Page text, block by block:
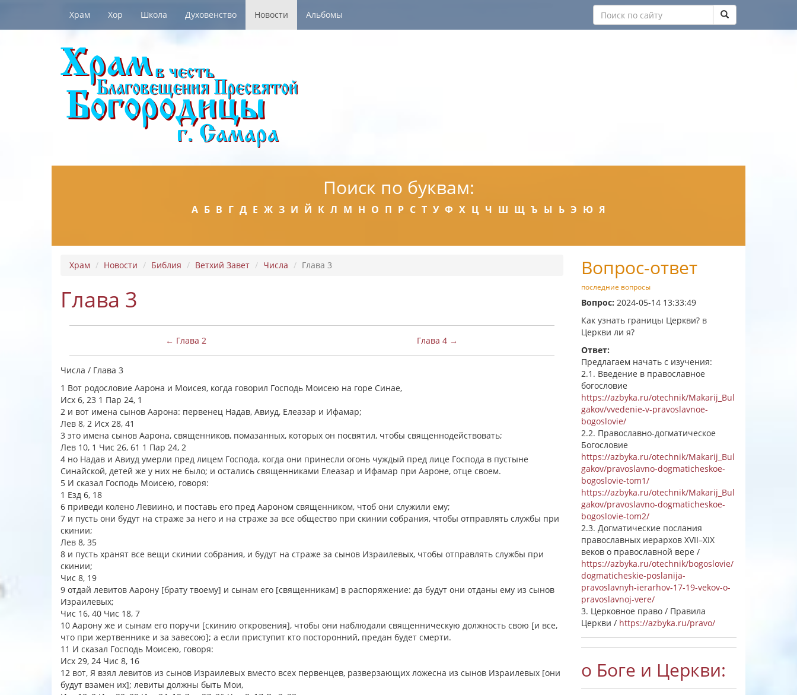
Храм Хор Школа Духовенство Новости Альбомы
Поиск по буквам:
А Б В Г Д Е Ж З И Й К Л М Н О П Р С Т У Ф Х Ц Ч Ш Щ Ъ Ы Ь Э Ю Я
Храм Новости Библия Ветхий Завет Числа Глава 3
Глава 3
← Глава 2 Глава 4 →
Числа / Глава 3
1 Вот родословие Аарона и Моисея, когда говорил Господь Моисею на горе Синае,
Исх 6, 23 1 Пар 24, 1
2 и вот имена сынов Аарона: первенец Надав, Авиуд, Елеазар и Ифамар;
Лев 8, 2 Исх 28, 41
3 это имена сынов Аарона, священников, помазанных, которых он посвятил, чтобы священнодействовать;
Лев 10, 1 Чис 26, 61 1 Пар 24, 2
4 но Надав и Авиуд умерли пред лицем Господа, когда они принесли огонь чуждый пред лице Господа в пустыне
Синайской, детей же у них не было; и остались священниками Елеазар и Ифамар при Аароне, отце своем.
5 И сказал Господь Моисею, говоря:
1 Езд 6, 18
6 приведи колено Левиино, и поставь его пред Аароном священником, чтоб они служили ему;
7 и пусть они будут на страже за него и на страже за все общество при скинии собрания, чтобы отправлять службы при
скинии;
Лев 8, 35
8 и пусть хранят все вещи скинии собрания, и будут на страже за сынов Израилевых, чтобы отправлять службы при
скинии;
Чис 8, 19
9 отдай левитов Аарону [брату твоему] и сынам его [священникам] в распоряжение: да будут они отданы ему из сынов
Израилевых;
Чис 16, 40 Чис 18, 7
10 Аарону же и сынам его поручи [скинию откровения], чтобы они наблюдали священническую должность свою [и все,
что при жертвеннике и за завесою]; а если приступит кто посторонний, предан будет смерти.
11 И сказал Господь Моисею, говоря:
Исх 29, 24 Чис 8, 16
12 вот, Я взял левитов из сынов Израилевых вместо всех первенцев, разверзающих ложесна из сынов Израилевых [они
будут взамен их]; левиты должны быть Мои,
Вопрос-ответ
последние вопросы
Вопрос: 2024-05-14 13:33:49
Как узнать границы Церкви? в
Церкви ли я?
Ответ:
Предлагаем начать с изучения:
2.1. Введение в православное
богословие
https://azbyka.ru/otechnik/Makarij_Bul
gakov/vvedenie-v-pravoslavnoe-
bogoslovie/
2.2. Православно-догматическое
Богословие
https://azbyka.ru/otechnik/Makarij_Bul
gakov/pravoslavno-dogmaticheskoe-
bogoslovie-tom1/
https://azbyka.ru/otechnik/Makarij_Bul
gakov/pravoslavno-dogmaticheskoe-
bogoslovie-tom2/
2.3. Догматические послания
православных иерархов XVII–XIX
веков о православной вере /
https://azbyka.ru/otechnik/bogoslovie/
dogmaticheskie-poslanija-
pravoslavnyh-ierarhov-17-19-vekov-o-
pravoslavnoj-vere/
3. Церковное право / Правила
Церкви / https://azbyka.ru/pravo/
о Боге и Церкви: